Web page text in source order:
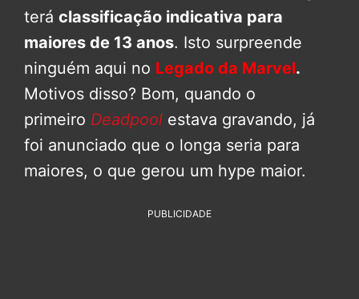
terá classificação indicativa para
maiores de 13 anos. Isto surpreende
ninguém aqui no Legado da Marvel.
Motivos disso? Bom, quando o
primeiro Deadpool estava gravando, já
foi anunciado que o longa seria para
maiores, o que gerou um hype maior.
PUBLICIDADE